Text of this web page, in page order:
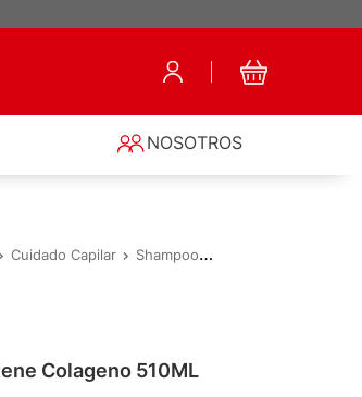
NOSOTROS
Cuidado Capilar Shampoo
Colageno 510ML